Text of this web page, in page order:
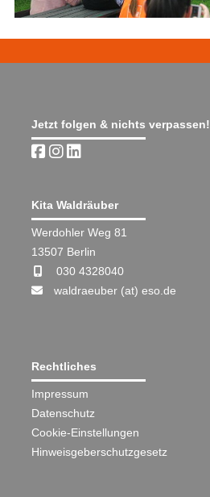
Jetzt folgen & nichts verpassen!
Kita Waldräuber
Werdohler Weg 81
13507 Berlin
030 4328040
waldraeuber (at) eso.de
Rechtliches
Impressum
Datenschutz
Cookie-Einstellungen
Hinweisgeberschutzgesetz